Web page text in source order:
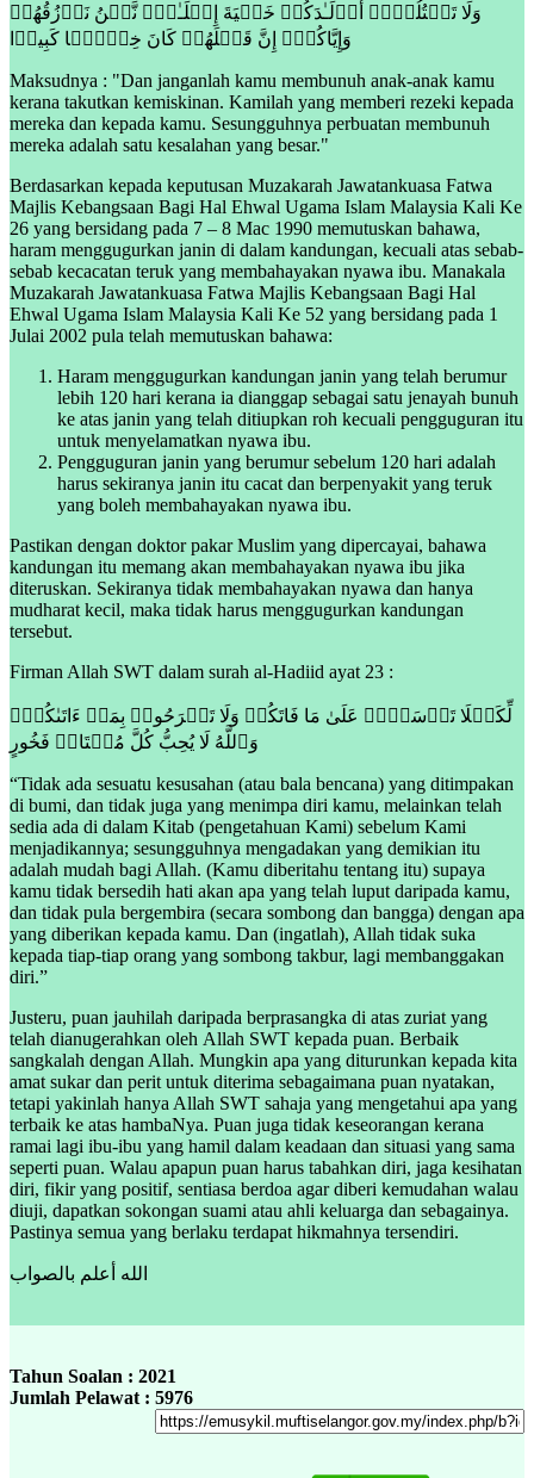
وَلَا تَقۡتُلُوۤا۟ أَوۡلَـٰدَكُمۡ خَشۡیَةَ إِمۡلَـٰقࣲۖ نَّحۡنُ نَرۡزُقُهُمۡ
وَإِیَّاكُمۡۚ إِنَّ قَتۡلَهُمۡ كَانَ خِطۡـࣰٔا كَبِیرࣰا
Maksudnya : "Dan janganlah kamu membunuh anak-anak kamu
kerana takutkan kemiskinan. Kamilah yang memberi rezeki kepada
mereka dan kepada kamu. Sesungguhnya perbuatan membunuh
mereka adalah satu kesalahan yang besar."
Berdasarkan kepada keputusan Muzakarah Jawatankuasa Fatwa
Majlis Kebangsaan Bagi Hal Ehwal Ugama Islam Malaysia Kali Ke
26 yang bersidang pada 7 – 8 Mac 1990 memutuskan bahawa,
haram menggugurkan janin di dalam kandungan, kecuali atas sebab-
sebab kecacatan teruk yang membahayakan nyawa ibu. Manakala
Muzakarah Jawatankuasa Fatwa Majlis Kebangsaan Bagi Hal
Ehwal Ugama Islam Malaysia Kali Ke 52 yang bersidang pada 1
Julai 2002 pula telah memutuskan bahawa:
Haram menggugurkan kandungan janin yang telah berumur
lebih 120 hari kerana ia dianggap sebagai satu jenayah bunuh
ke atas janin yang telah ditiupkan roh kecuali pengguguran itu
untuk menyelamatkan nyawa ibu.
Pengguguran janin yang berumur sebelum 120 hari adalah
harus sekiranya janin itu cacat dan berpenyakit yang teruk
yang boleh membahayakan nyawa ibu.
Pastikan dengan doktor pakar Muslim yang dipercayai, bahawa
kandungan itu memang akan membahayakan nyawa ibu jika
diteruskan. Sekiranya tidak membahayakan nyawa dan hanya
mudharat kecil, maka tidak harus menggugurkan kandungan
tersebut.
Firman Allah SWT dalam surah al-Hadiid ayat 23 :
لِّكَیۡلَا تَأۡسَوۡا۟ عَلَىٰ مَا فَاتَكُمۡ وَلَا تَفۡرَحُوا۟ بِمَاۤ ءَاتَىٰكُمۡۗ
وَٱللَّهُ لَا یُحِبُّ كُلَّ مُخۡتَالࣲ فَخُورٍ
“Tidak ada sesuatu kesusahan (atau bala bencana) yang ditimpakan
di bumi, dan tidak juga yang menimpa diri kamu, melainkan telah
sedia ada di dalam Kitab (pengetahuan Kami) sebelum Kami
menjadikannya; sesungguhnya mengadakan yang demikian itu
adalah mudah bagi Allah. (Kamu diberitahu tentang itu) supaya
kamu tidak bersedih hati akan apa yang telah luput daripada kamu,
dan tidak pula bergembira (secara sombong dan bangga) dengan apa
yang diberikan kepada kamu. Dan (ingatlah), Allah tidak suka
kepada tiap-tiap orang yang sombong takbur, lagi membanggakan
diri.”
Justeru, puan jauhilah daripada berprasangka di atas zuriat yang
telah dianugerahkan oleh Allah SWT kepada puan. Berbaik
sangkalah dengan Allah. Mungkin apa yang diturunkan kepada kita
amat sukar dan perit untuk diterima sebagaimana puan nyatakan,
tetapi yakinlah hanya Allah SWT sahaja yang mengetahui apa yang
terbaik ke atas hambaNya. Puan juga tidak keseorangan kerana
ramai lagi ibu-ibu yang hamil dalam keadaan dan situasi yang sama
seperti puan. Walau apapun puan harus tabahkan diri, jaga kesihatan
diri, fikir yang positif, sentiasa berdoa agar diberi kemudahan walau
diuji, dapatkan sokongan suami atau ahli keluarga dan sebagainya.
Pastinya semua yang berlaku terdapat hikmahnya tersendiri.
الله أعلم بالصواب
Tahun Soalan : 2021
Jumlah Pelawat : 5976